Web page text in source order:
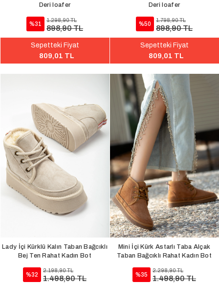
Deri loafer
%31
1.298,90 TL
898,90 TL
Sepetteki Fiyat
809,01 TL
Deri loafer
%50
1.798,90 TL
898,90 TL
Sepetteki Fiyat
809,01 TL
Lady İçi Kürklü Kalın Taban Bağcıklı
Bej Ten Rahat Kadın Bot
%32
2.198,90 TL
1.498,90 TL
Mini İçi Kürk Astarlı Taba Alçak
Taban Bağcıklı Rahat Kadın Bot
%35
2.298,90 TL
1.498,90 TL